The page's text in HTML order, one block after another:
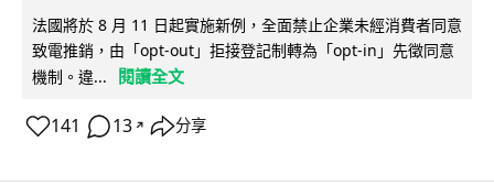
法國將於 8 月 11 日起實施新例，全面禁止企業未經消費者同意
致電推銷，由「opt-out」拒接登記制轉為「opt-in」先徵同意
機制。違...
閱讀全文
141 13 ↗ 分享